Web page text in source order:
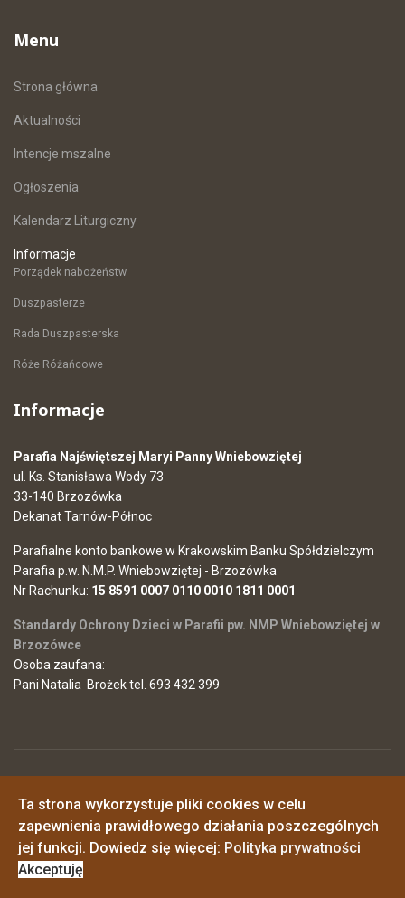
Menu
Strona główna
Aktualności
Intencje mszalne
Ogłoszenia
Kalendarz Liturgiczny
Informacje
Porządek nabożeństw
Duszpasterze
Rada Duszpasterska
Róże Różańcowe
Informacje
Parafia Najświętszej Maryi Panny Wniebowziętej
ul. Ks. Stanisława Wody 73
33-140 Brzozówka
Dekanat Tarnów-Północ
Parafialne konto bankowe w Krakowskim Banku Spółdzielczym
Parafia p.w. N.M.P. Wniebowziętej - Brzozówka
Nr Rachunku: 15 8591 0007 0110 0010 1811 0001
Standardy Ochrony Dzieci w Parafii pw. NMP Wniebowziętej w
Brzozówce
Osoba zaufana:
Pani Natalia Brożek tel. 693 432 399
Brzozówce
Polityka prywatności
o. Piotr - 725546968
o. Janusz - 517161348
Ta strona wykorzystuje pliki cookies w celu
zapewnienia prawidłowego działania poszczególnych
jej funkcji. Dowiedz się więcej: Polityka prywatności
Akceptuję